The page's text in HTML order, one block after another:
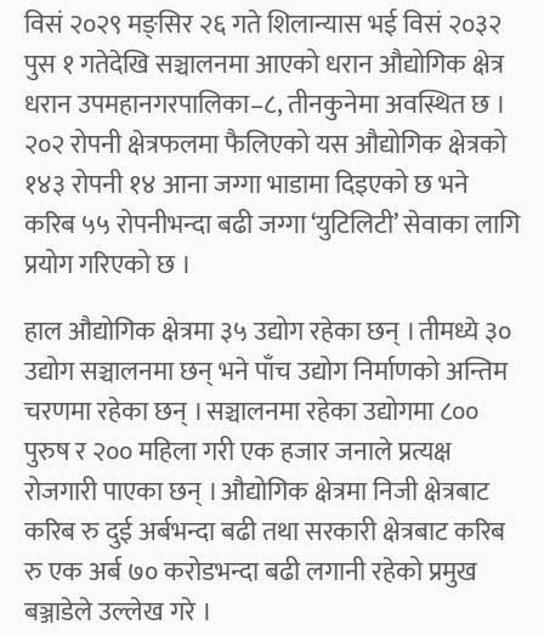
विसं २०२९ मङ्सिर २६ गते शिलान्यास भई विसं २०३२
पुस १ गतेदेखि सञ्चालनमा आएको धरान औद्योगिक क्षेत्र
धरान उपमहानगरपालिका–८, तीनकुनेमा अवस्थित छ ।
२०२ रोपनी क्षेत्रफलमा फैलिएको यस औद्योगिक क्षेत्रको
१४३ रोपनी १४ आना जग्गा भाडामा दिइएको छ भने
करिब ५५ रोपनीभन्दा बढी जग्गा ‘युटिलिटी’ सेवाका लागि
प्रयोग गरिएको छ ।
हाल औद्योगिक क्षेत्रमा ३५ उद्योग रहेका छन् । तीमध्ये ३०
उद्योग सञ्चालनमा छन् भने पाँच उद्योग निर्माणको अन्तिम
चरणमा रहेका छन् । सञ्चालनमा रहेका उद्योगमा ८००
पुरुष र २०० महिला गरी एक हजार जनाले प्रत्यक्ष
रोजगारी पाएका छन् । औद्योगिक क्षेत्रमा निजी क्षेत्रबाट
करिब रु दुई अर्बभन्दा बढी तथा सरकारी क्षेत्रबाट करिब
रु एक अर्ब ७० करोडभन्दा बढी लगानी रहेको प्रमुख
बञ्जाडेले उल्लेख गरे ।